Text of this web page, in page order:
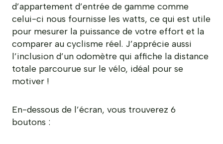
d’appartement d’entrée de gamme comme
celui-ci nous fournisse les watts, ce qui est utile
pour mesurer la puissance de votre effort et la
comparer au cyclisme réel. J’apprécie aussi
l’inclusion d’un odomètre qui affiche la distance
totale parcourue sur le vélo, idéal pour se
motiver !
En-dessous de l’écran, vous trouverez 6
boutons :